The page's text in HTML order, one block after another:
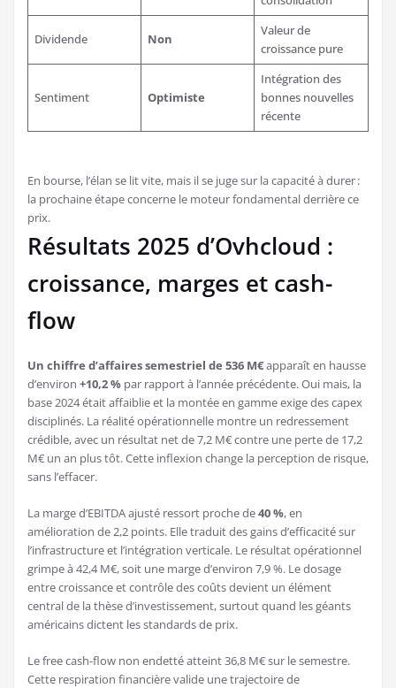
Dividende Non
Valeur de
croissance pure
Sentiment Optimiste
Intégration des
bonnes nouvelles
récente
En bourse, l’élan se lit vite, mais il se juge sur la capacité à durer :
la prochaine étape concerne le moteur fondamental derrière ce
prix.
Résultats 2025 d’Ovhcloud :
croissance, marges et cash-
flow
Un chiffre d’affaires semestriel de 536 M€apparaît en hausse
d’environ +10,2 % par rapport à l’année précédente. Oui mais, la
base 2024 était affaiblie et la montée en gamme exige des capex
disciplinés. La réalité opérationnelle montre un redressement
crédible, avec un résultat net de 7,2 M€ contre une perte de 17,2
M€ un an plus tôt. Cette inflexion change la perception de risque,
sans l’effacer.
La marge d’EBITDA ajusté ressort proche de40 %, en
amélioration de 2,2 points. Elle traduit des gains d’efficacité sur
l’infrastructure et l’intégration verticale. Le résultat opérationnel
grimpe à 42,4 M€, soit une marge d’environ 7,9 %. Le dosage
entre croissance et contrôle des coûts devient un élément
central de la thèse d’investissement, surtout quand les géants
américains dictent les standards de prix.
Le free cash-flow non endetté atteint 36,8 M€ sur le semestre.
Cette respiration financière valide une trajectoire de